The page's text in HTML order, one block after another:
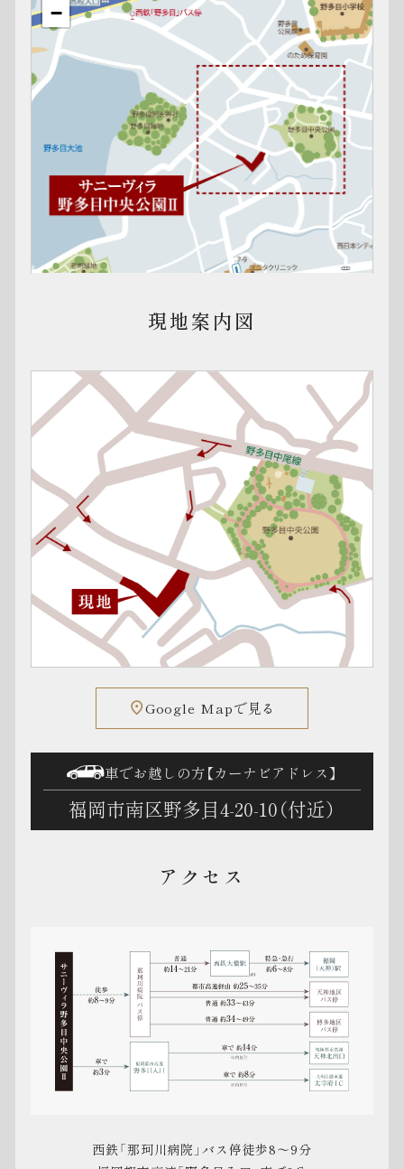
−
現地案内図
placeGoogle Mapで見る
車でお越しの方【カーナビアドレス】
福岡市南区野多目4-20-10（付近）
アクセス
西鉄「那珂川病院」バス停徒歩8～9分